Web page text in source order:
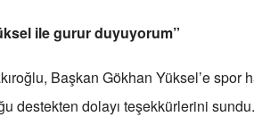
ile gurur duyuyorum”
Başkan Gökhan Yüksel’e spor
destekten dolayı teşekkürlerini